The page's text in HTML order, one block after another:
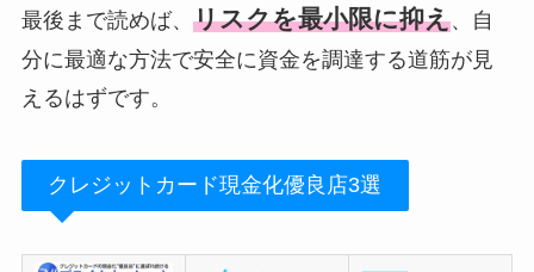
最後まで読めば、 リスクを最小限に抑え、自
分に最適な方法で安全に資金を調達する道筋が見
えるはずです。
クレジットカード現金化優良店3選